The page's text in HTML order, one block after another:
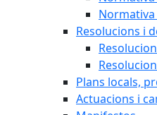
Resolucions i
Plans locals,
Actuacions i